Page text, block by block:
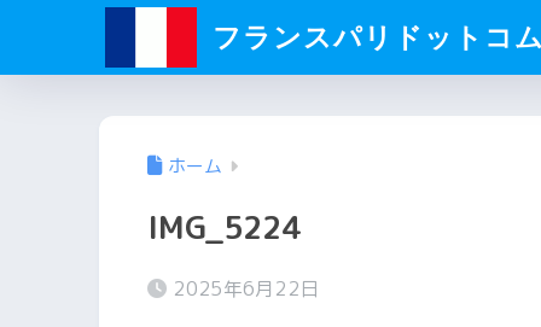
フランスパリドットコ
ホーム
IMG_5224
2025年6月22日